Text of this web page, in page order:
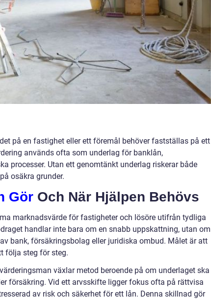
på en fastighet eller ett föremål behöver fastställas på ett
används ofta som underlag för banklån,
processer. Utan ett genomtänkt underlag riskerar både
osäkra grunder.
Gör Och När Hjälpen Behövs
marknadsvärde för fastigheter och lösöre utifrån tydliga
handlar inte bara om en snabb uppskattning, utan om
bank, försäkringsbolag eller juridiska ombud. Målet är att
följa steg för steg.
växlar metod beroende på om underlaget ska
försäkring. Vid ett arvsskifte ligger fokus ofta på rättvisa
av risk och säkerhet för ett lån. Denna skillnad gör